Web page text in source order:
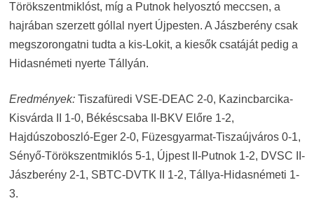
Törökszentmiklóst, míg a Putnok helyosztó meccsen, a
hajrában szerzett góllal nyert Újpesten. A Jászberény csak
megszorongatni tudta a kis-Lokit, a kiesők csatáját pedig a
Hidasnémeti nyerte Tállyán.
Eredmények:Tiszafüredi VSE-DEAC 2-0, Kazincbarcika-
Kisvárda II 1-0, Békéscsaba II-BKV Előre 1-2,
Hajdúszoboszló-Eger 2-0, Füzesgyarmat-Tiszaújváros 0-1,
Sényő-Törökszentmiklós 5-1, Újpest II-Putnok 1-2, DVSC II-
Jászberény 2-1, SBTC-DVTK II 1-2, Tállya-Hidasnémeti 1-
3.